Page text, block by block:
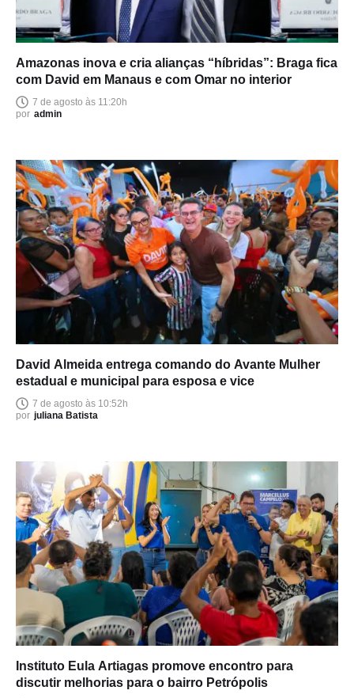
Amazonas inova e cria alianças “híbridas”: Braga fica
com David em Manaus e com Omar no interior
7 de agosto às 11:20h
por admin
David Almeida entrega comando do Avante Mulher
estadual e municipal para esposa e vice
7 de agosto às 10:52h
por juliana Batista
Instituto Eula Artiagas promove encontro para
discutir melhorias para o bairro Petrópolis